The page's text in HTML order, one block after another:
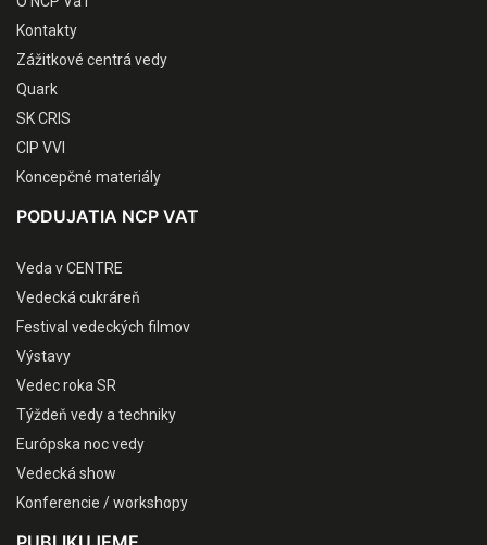
Kontakty
Zážitkové centrá vedy
Quark
SK CRIS
CIP VVI
Koncepčné materiály
PODUJATIA NCP VAT
Veda v CENTRE
Vedecká cukráreň
Festival vedeckých filmov
Výstavy
Vedec roka SR
Týždeň vedy a techniky
Európska noc vedy
Vedecká show
Konferencie / workshopy